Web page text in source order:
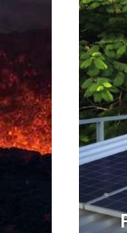
2000